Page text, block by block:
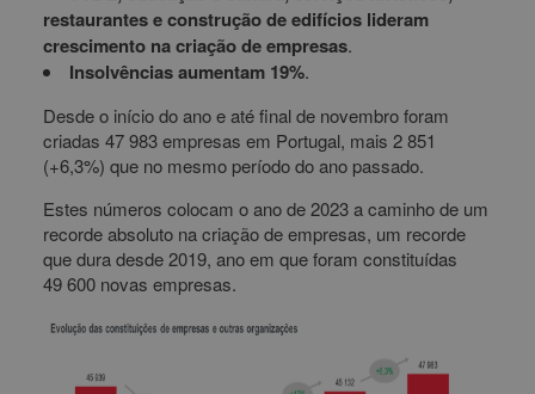
restaurantes e construção de edifícios lideram
crescimento na criação de empresas.
Insolvências aumentam 19%.
Desde o início do ano e até final de novembro foram
criadas 47 983 empresas em Portugal, mais 2 851
(+6,3%) que no mesmo período do ano passado.
Estes números colocam o ano de 2023 a caminho de um
recorde absoluto na criação de empresas, um recorde
que dura desde 2019, ano em que foram constituídas
49 600 novas empresas.